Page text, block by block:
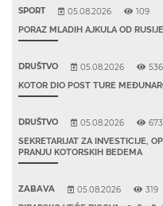
SPORT 05.08.2026 109
PORAZ MLADIH AJKULA OD
DRUŠTVO 05.08.2026 536
KOTOR DIO POST TURE
DRUŠTVO 05.08.2026 673
SEKRETARIJAT ZA INVESTICIJE,
PRANJU KOTORSKIH BEDEMA
ZABAVA 05.08.2026 319